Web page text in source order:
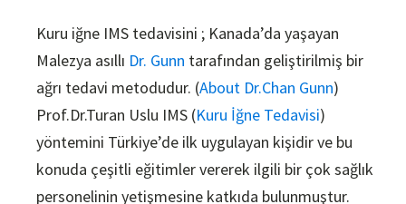
Kuru iğne IMS tedavisini ; Kanada’da yaşayan
Malezya asıllı Dr. Gunn tarafından geliştirilmiş bir
ağrı tedavi metodudur. (About Dr.Chan Gunn)
Prof.Dr.Turan Uslu IMS (Kuru İğne Tedavisi)
yöntemini Türkiye’de ilk uygulayan kişidir ve bu
konuda çeşitli eğitimler vererek ilgili bir çok sağlık
personelinin yetişmesine katkıda bulunmuştur.